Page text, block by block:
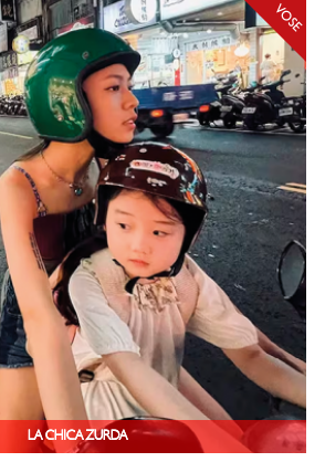
LA CHICA ZURDA
VOSE